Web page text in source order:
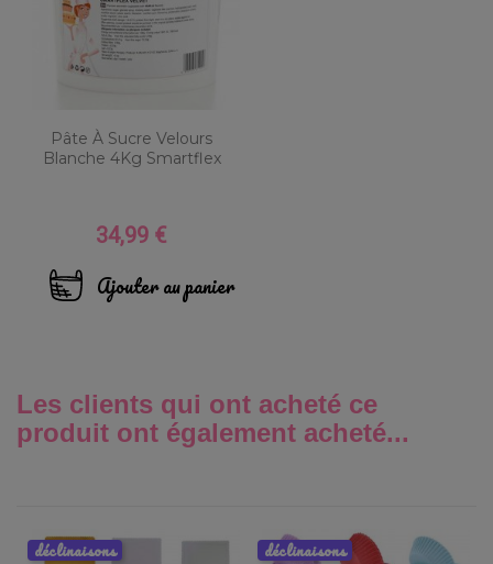
Pâte À Sucre Velours
Blanche 4Kg Smartflex
Prix
34,99 €
Ajouter au panier
Les clients qui ont acheté ce
produit ont également acheté...
déclinaisons déclinaisons